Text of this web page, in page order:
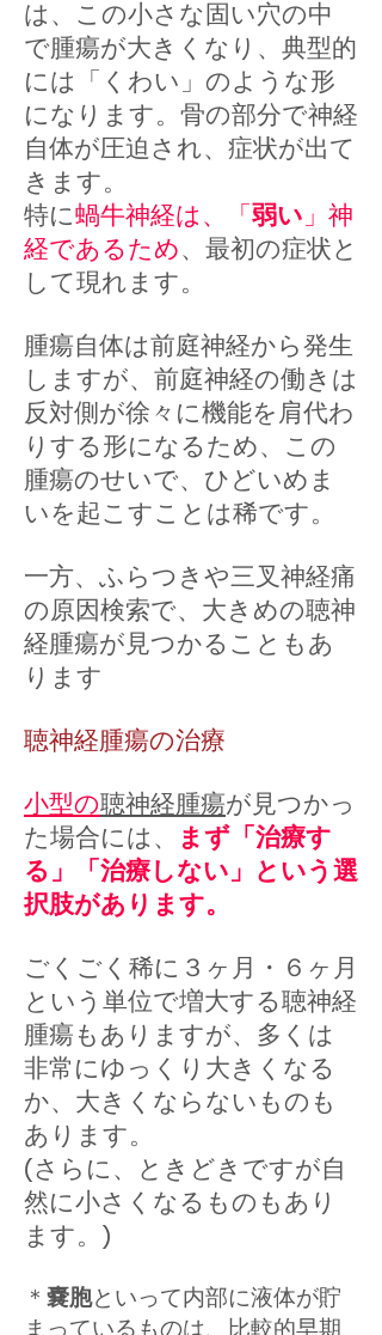
は、この小さな固い穴の中
で腫瘍が大きくなり、典型的
には「くわい」のような形
になります。骨の部分で神経
自体が圧迫され、症状が出て
きます。
特に蝸牛神経は、「 弱い 」神
経であるため、最初の症状と
して現れます。
腫瘍自体は前庭神経から発生
しますが、前庭神経の働きは
反対側が徐々に機能を肩代わ
りする形になるため、この
腫瘍のせいで、ひどいめま
いを起こすことは稀です。
一方、ふらつきや三叉神経痛
の原因検索で、大きめの聴神
経腫瘍が見つかることもあ
ります
聴神経腫瘍の治療
小型の聴神経腫瘍が見つかっ
た場合には、
まず「治療す
る」「治療しない」という選
択肢があります。
ごくごく稀に３ヶ月・６ヶ月
という単位で増大する聴神経
腫瘍もありますが、多くは
非常にゆっくり大きくなる
か、大きくならないものも
あります。
(さらに、ときどきですが自
然に小さくなるものもあり
ます。)
＊ 嚢胞といって内部に液体が貯
まっているものは、比較的早期